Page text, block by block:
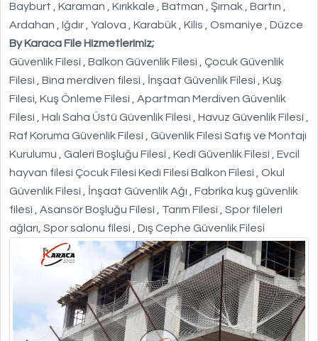
Bayburt , Karaman , Kırıkkale , Batman , Şırnak , Bartın ,
Ardahan , Iğdır , Yalova , Karabük , Kilis , Osmaniye , Düzce
By Karaca File Hizmetlerimiz;
Güvenlik Filesi , Balkon Güvenlik Filesi , Çocuk Güvenlik
Filesi , Bina merdiven filesi , İnşaat Güvenlik Filesi , Kuş
Filesi, Kuş Önleme Filesi , Apartman Merdiven Güvenlik
Filesi , Halı Saha Üstü Güvenlik Filesi , Havuz Güvenlik Filesi ,
Raf Koruma Güvenlik Filesi , Güvenlik Filesi Satış ve Montajı
Kurulumu , Galeri Boşluğu Filesi , Kedi Güvenlik Filesi , Evcil
hayvan filesi Çocuk Filesi Kedi Filesi Balkon Filesi , Okul
Güvenlik Filesi , İnşaat Güvenlik Ağı , Fabrika kuş güvenlik
filesi , Asansör Boşluğu Filesi , Tarım Filesi , Spor fileleri
ağları, Spor salonu filesi , Dış Cephe Güvenlik Filesi